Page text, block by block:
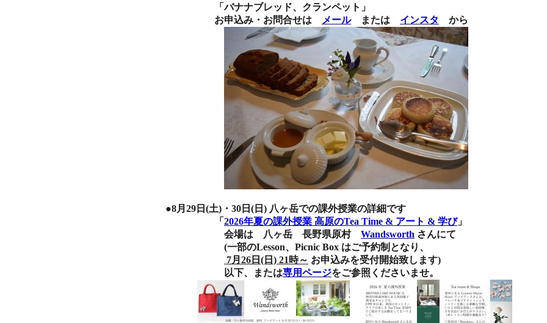
「バナナブレッド、クランペット」
お申込み・お問合せは
メールまたは インスタ から
●8月29日(土)・30日(日) 八ヶ岳での課外授業の詳細です
「 2026年夏の課外授業 高原のTea Time & アート & 学び」
会場は 八ヶ岳 長野県原村 Wandsworth さんにて
(一部のLesson、Picnic Box はご予約制となり、
7月26日(日) 21時～ お申込みを受付開始致します)
以下、または専用ページをご参照くださいませ。